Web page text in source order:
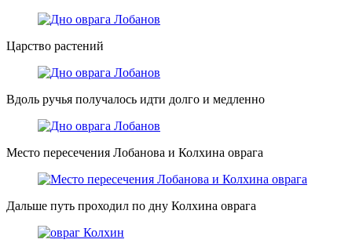
Царство растений
Вдоль ручья получалось идти долго и медленно
Место пересечения Лобанова и Колхина оврага
Дальше путь проходил по дну Колхина оврага